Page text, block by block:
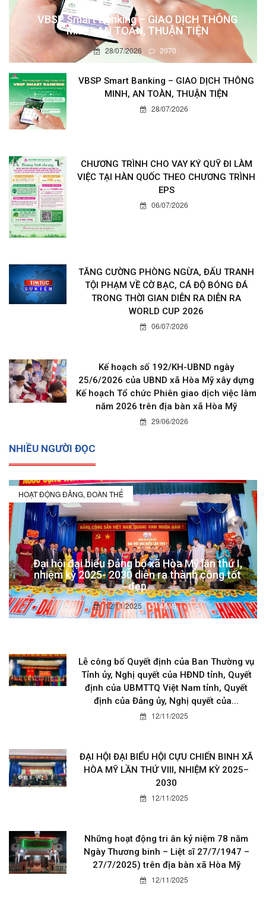
VBSP Smart Banking – GIAO DỊCH THÔNG
MINH, AN TOÀN, THUẬN TIỆN
28/07/2026 2070
VBSP Smart Banking – GIAO DỊCH THÔNG
MINH, AN TOÀN, THUẬN TIỆN
28/07/2026
CHƯƠNG TRÌNH CHO VAY KÝ QUỸ ĐI LÀM
VIỆC TẠI HÀN QUỐC THEO CHƯƠNG TRÌNH
EPS
06/07/2026
TĂNG CƯỜNG PHÒNG NGỪA, ĐẤU TRANH
TỘI PHẠM VỀ CỜ BẠC, CÁ ĐỘ BÓNG ĐÁ
TRONG THỜI GIAN DIỄN RA DIỄN RA
WORLD CUP 2026
06/07/2026
Kế hoạch số 192/KH-UBND ngày
25/6/2026 của UBND xã Hòa Mỹ xây dựng
Kế hoạch Tổ chức Phiên giao dịch việc làm
năm 2026 trên địa bàn xã Hòa Mỹ
29/06/2026
NHIỀU NGƯỜI ĐỌC
HOẠT ĐỘNG ĐẢNG, ĐOÀN THỂ
Đại hội đại biểu Đảng bộ xã Hòa Mỹ lần thứ I,
nhiệm kỳ 2025- 2030 diễn ra thành công tốt
đẹp
12/11/2025 4618
Lễ công bố Quyết định của Ban Thường vụ
Tỉnh ủy, Nghị quyết của HĐND tỉnh, Quyết
định của UBMTTQ Việt Nam tỉnh, Quyết
định của Đảng ủy, Nghị quyết của...
12/11/2025
ĐẠI HỘI ĐẠI BIỂU HỘI CỰU CHIẾN BINH XÃ
HÒA MỸ LẦN THỨ VIII, NHIỆM KỲ 2025–
2030
12/11/2025
Những hoạt động tri ân kỷ niệm 78 năm
Ngày Thương binh – Liệt sĩ 27/7/1947 –
27/7/2025) trên địa bàn xã Hòa Mỹ
12/11/2025